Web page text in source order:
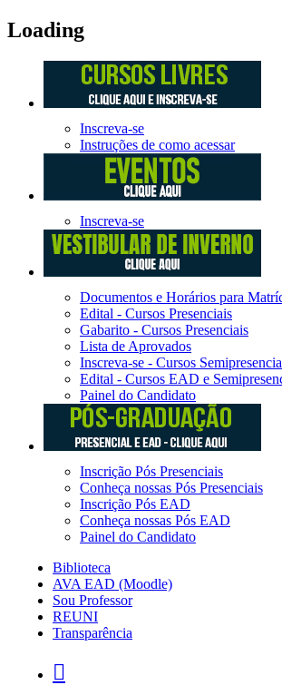
Loading
Inscreva-se
Instruções de como acessar
Inscreva-se
Documentos e Horários para
Edital - Cursos Presenciais
Gabarito - Cursos Presenciais
Lista de Aprovados
Inscreva-se - Cursos
Edital - Cursos EAD e
Painel do Candidato
Inscrição Pós Presenciais
Conheça nossas Pós Presenciais
Inscrição Pós EAD
Conheça nossas Pós EAD
Painel do Candidato
Biblioteca
AVA EAD (Moodle)
Sou Professor
REUNI
Transparência
